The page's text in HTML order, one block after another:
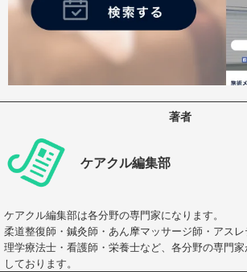
著者
ケアクル編集部
ケアクル編集部は各分野の専門家になります。
柔道整復師・鍼灸師・あん摩マッサージ師・アスレ
理学療法士・看護師・栄養士など、各分野の専門
しております。